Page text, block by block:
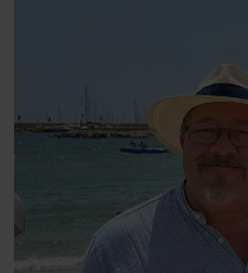
arv, angst, familieliv,
at miste stemmen
livsglæde, han nægter
på.